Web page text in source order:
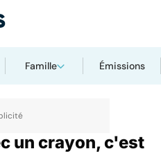
Famille Émissions
santé
un crayon, c'est